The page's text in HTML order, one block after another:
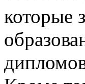
которые